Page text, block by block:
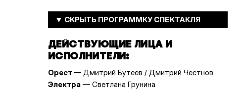
ДЕЙСТВУЮЩИЕ ЛИЦА И
ИСПОЛНИТЕЛИ:
Орест — Дмитрий Бутеев / Дмитрий Честнов
Электра — Светлана Грунина